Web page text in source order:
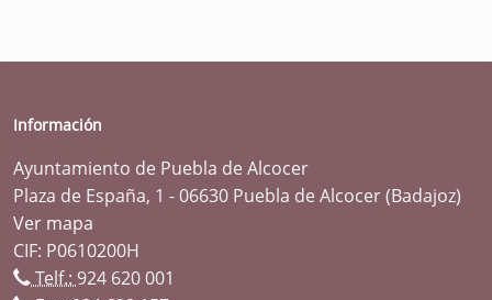
Información
Ayuntamiento de Puebla de Alcocer
Plaza de España, 1 - 06630 Puebla de Alcocer (Badajoz)
Ver mapa
CIF: P0610200H
Telf.: 924 620 001